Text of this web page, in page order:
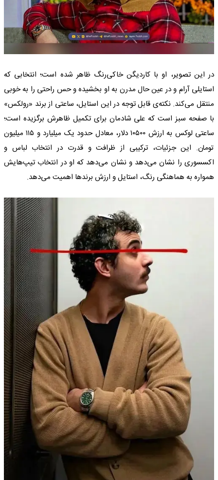
در این تصویر، او با کاردیگن خاکی‌رنگ ظاهر شده است؛ انتخابی که
استایلی آرام و در عین حال مدرن به او بخشیده و حس راحتی را به خوبی
منتقل می‌کند. نکته‌ی قابل توجه در این استایل، ساعتی از برند «رولکس»
با صفحه سبز است که علی شادمان برای تکمیل ظاهرش برگزیده است؛
ساعتی لوکس به ارزش ۱۰۵۰۰ دلار، معادل حدود یک میلیارد و ۱۱۵ میلیون
تومان. این جزئیات، ترکیبی از ظرافت و قدرت در انتخاب لباس و
اکسسوری را نشان می‌دهد و نشان می‌دهد که او در انتخاب تیپ‌هایش
همواره به هماهنگی رنگ، استایل و ارزش برندها اهمیت می‌دهد.